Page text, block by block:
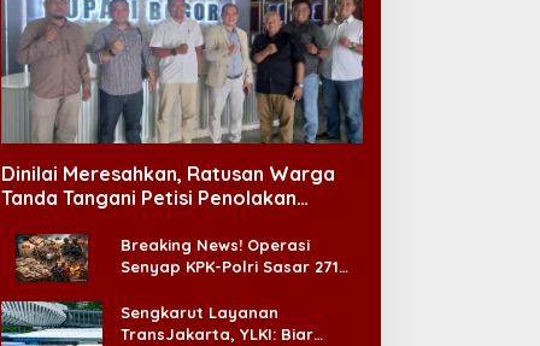
Dinilai Meresahkan, Ratusan Warga
Tanda Tangani Petisi Penolakan
Breaking News! Operasi
Senyap KPK-Polri Sasar 271
Ada ‘Badai Pemeriksaan’
Sengkarut Layanan
TransJakarta, YLKI: Biar